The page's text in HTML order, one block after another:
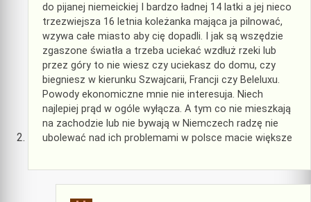
do pijanej niemeickiej I bardzo ładnej 14 latki a jej nieco
trzezwiejsza 16 letnia koleżanka mająca ja pilnować,
wzywa całe miasto aby cię dopadli. I jak są wszędzie
zgaszone światła a trzeba uciekać wzdłuż rzeki lub
przez góry to nie wiesz czy uciekasz do domu, czy
biegniesz w kierunku Szwajcarii, Francji czy Beleluxu.
Powody ekonomiczne mnie nie interesuja. Niech
najlepiej prąd w ogóle wyłącza. A tym co nie mieszkają
na zachodzie lub nie bywają w Niemczech radzę nie
ubolewać nad ich problemami w polsce macie większe